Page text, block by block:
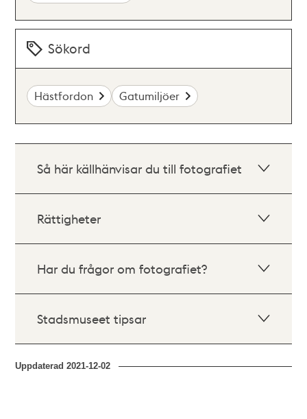
Sökord
Hästfordon Gatumiljöer
Så här källhänvisar du till fotografiet
Rättigheter
Har du frågor om fotografiet?
Stadsmuseet tipsar
Uppdaterad2021-12-02